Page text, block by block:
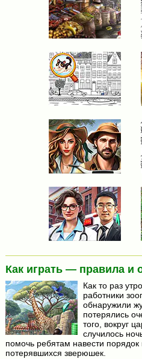
Как играть — правила и
Как то раз
работники
обнаружили
потерялись
того, вокруг
случилось
помочь ребятам навести порядок
потерявшихся зверюшек.